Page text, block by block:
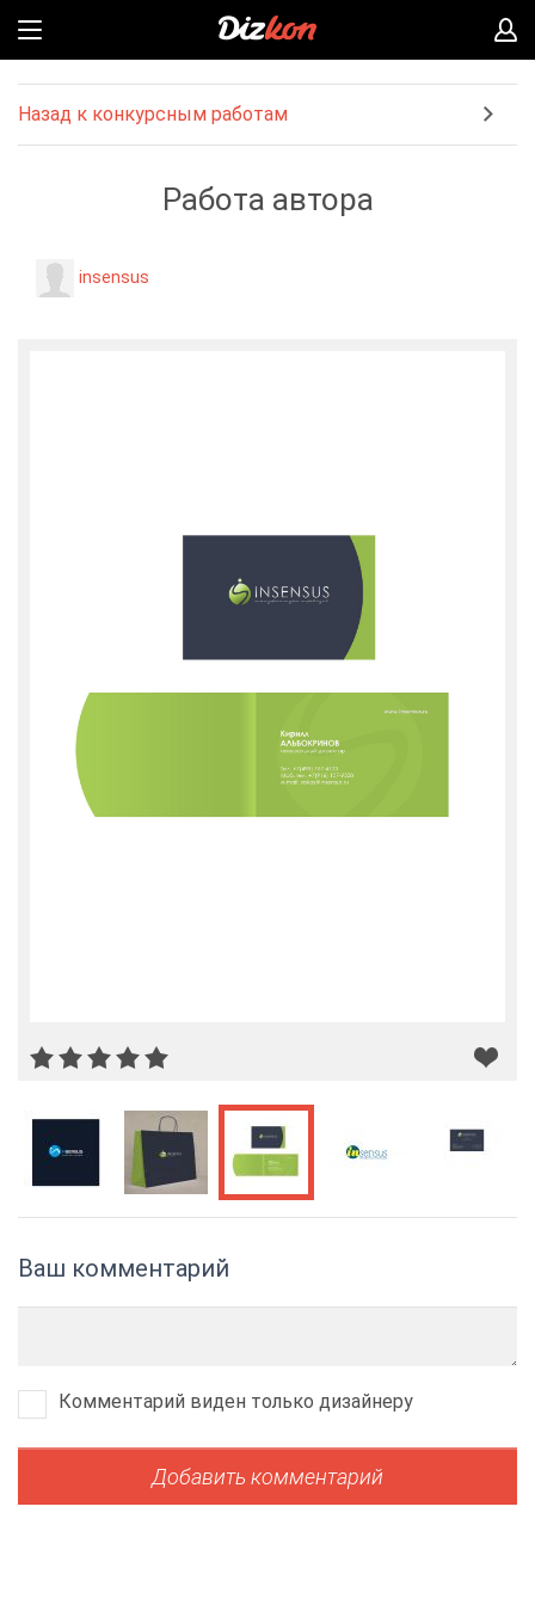
Назад к конкурсным работам
Работа автора
insensus
Ваш комментарий
Комментарий виден только дизайнеру